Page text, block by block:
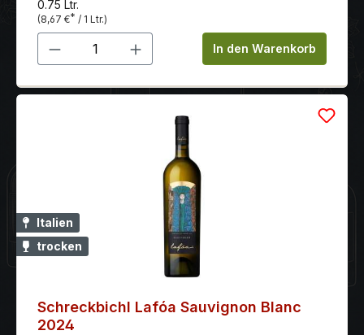
0.75 Ltr.
(8,67 €* / 1 Ltr.)
Produkt Anzahl: Gib denIn den Warenkorb
Italien
trocken
Schreckbichl Lafóa Sauvignon Blanc
2024